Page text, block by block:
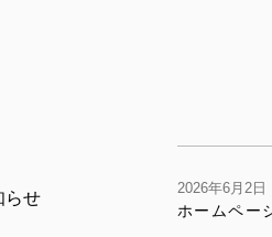
らせ
2026年6月2日
ホームペー